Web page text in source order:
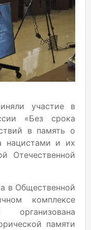
участие в
«Без срока
в память о
нацистами и их
Отечественной
в Общественной
комплексе
памяти